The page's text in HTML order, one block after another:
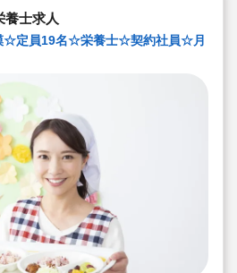
養士求人
☆定員19名☆栄養士☆契約社員☆月